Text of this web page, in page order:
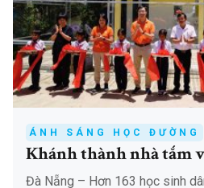
ÁNH SÁNG HỌC ĐƯỜNG
Khánh thành nhà tắm
Đà Nẵng – Hơn 163 học sinh